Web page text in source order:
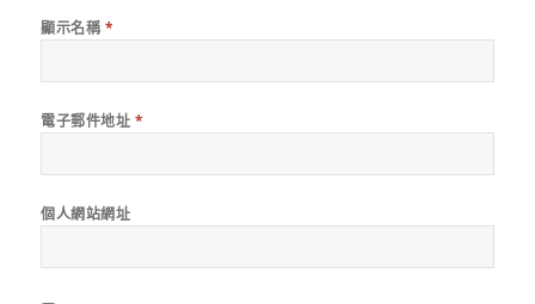
顯示名稱 *
電子郵件地址 *
個人網站網址